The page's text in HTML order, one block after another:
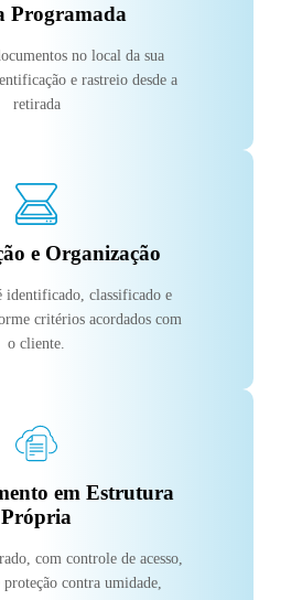
Programada
no local da sua
e rastreio desde a
retirada
e Organização
identificado, classificado e
critérios acordados com
o cliente.
em Estrutura
Própria
com controle de acesso,
contra umidade,